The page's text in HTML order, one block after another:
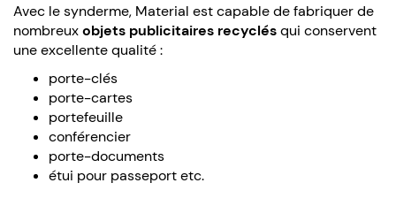
Avec le synderme, Material est capable de fabriquer de
nombreuxobjets publicitaires recyclésqui conservent
une excellente qualité :
porte-clés
porte-cartes
portefeuille
conférencier
porte-documents
étui pour passeport etc.